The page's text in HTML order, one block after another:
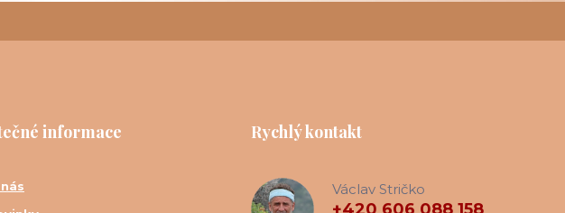
informace Rychlý kontakt
Václav Stričko